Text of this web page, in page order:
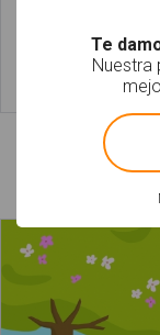
Láminas
Te
Nuestra